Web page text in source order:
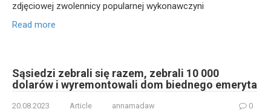
zdjęciowej zwolennicy popularnej wykonawczyni
Read more
Sąsiedzi zebrali się razem, zebrali 10 000
dolarów i wyremontowali dom biednego emeryta
20.08.2023 Article annamadaw 0